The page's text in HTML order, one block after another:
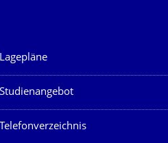
Dienste
Lagepläne
Studienangebot
Telefonverzeichnis